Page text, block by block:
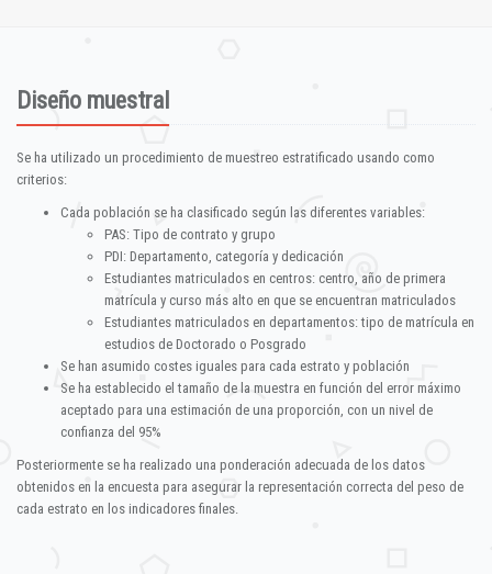
Diseño muestral
Se ha utilizado un procedimiento de muestreo estratificado usando como
criterios:
Cada población se ha clasificado según las diferentes variables:
PAS: Tipo de contrato y grupo
PDI: Departamento, categoría y dedicación
Estudiantes matriculados en centros: centro, año de primera
matrícula y curso más alto en que se encuentran matriculados
Estudiantes matriculados en departamentos: tipo de matrícula en
estudios de Doctorado o Posgrado
Se han asumido costes iguales para cada estrato y población
Se ha establecido el tamaño de la muestra en función del error máximo
aceptado para una estimación de una proporción, con un nivel de
confianza del 95%
Posteriormente se ha realizado una ponderación adecuada de los datos
obtenidos en la encuesta para asegurar la representación correcta del peso de
cada estrato en los indicadores finales.